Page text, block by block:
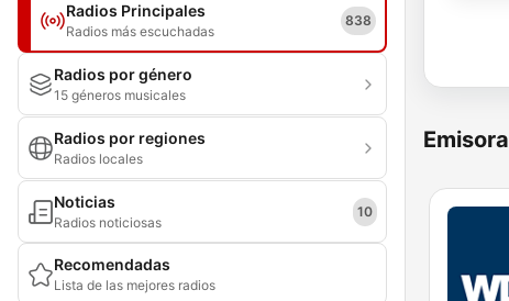
Radios Principales
Radios más escuchadas
838
Radios por género
15 géneros musicales
Radios por regiones
Radios locales
Noticias
Radios noticiosas
10
Recomendadas
Lista de las mejores radios